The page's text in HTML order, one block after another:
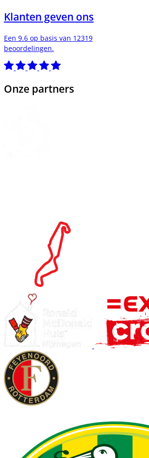
Klanten geven ons
Een 9.6 op basis van 12319
beoordelingen.
Onze partners